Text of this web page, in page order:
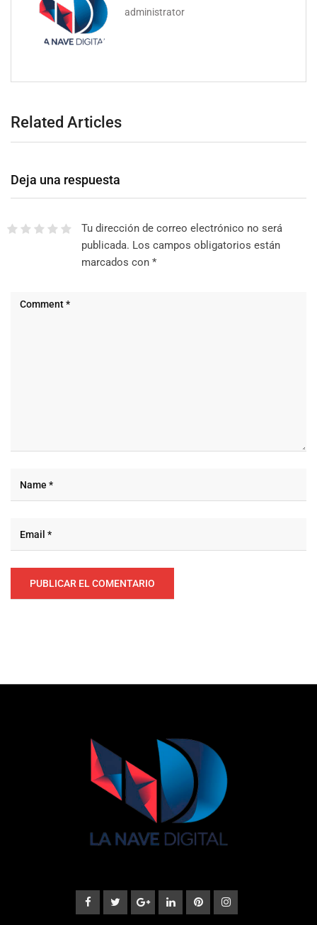
administrator
Related Articles
Deja una respuesta
Tu dirección de correo electrónico no será
publicada. Los campos obligatorios están
marcados con *